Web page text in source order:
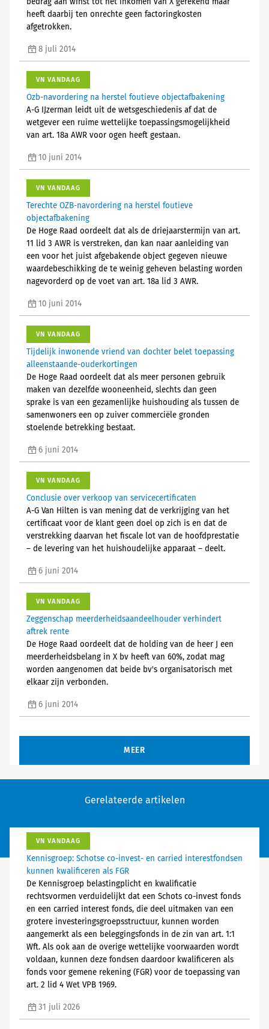
heeft daarbij ten onrechte geen factoringkosten
afgetrokken.
8 juli 2014
VN VANDAAG
Ozb-navordering na herstel foutieve objectafbakening
A-G IJzerman leidt uit de wetsgeschiedenis af dat de
wetgever een ruime wettelijke toepassingsmogelijkheid
van art. 18a AWR voor ogen heeft gestaan.
10 juni 2014
VN VANDAAG
Terechte OZB-navordering na herstel foutieve
objectafbakening
De Hoge Raad oordeelt dat als de driejaarstermijn van art.
11 lid 3 AWR is verstreken, dan kan naar aanleiding van
een voor het juist afgebakende object gegeven nieuwe
waardebeschikking de te weinig geheven belasting worden
nagevorderd op de voet van art. 18a lid 3 AWR.
10 juni 2014
VN VANDAAG
Tijdelijk inwonende vriend van dochter belet toepassing
alleenstaande-ouderkortingen
De Hoge Raad oordeelt dat als meer personen gebruik
maken van dezelfde wooneenheid, slechts dan geen
sprake is van een gezamenlijke huishouding als tussen de
samenwoners een op zuiver commerciële gronden
stoelende betrekking bestaat.
6 juni 2014
VN VANDAAG
Conclusie over verkoop van servicecertificaten
A-G Van Hilten is van mening dat de verkrijging van het
certificaat voor de klant geen doel op zich is en dat de
verstrekking daarvan het fiscale lot van de hoofdprestatie
– de levering van het huishoudelijke apparaat – deelt.
6 juni 2014
VN VANDAAG
Zeggenschap meerderheidsaandeelhouder verhindert
aftrek rente
De Hoge Raad oordeelt dat de holding van de heer J een
meerderheidsbelang in X bv heeft van 60%, zodat mag
worden aangenomen dat beide bv's organisatorisch met
elkaar zijn verbonden.
6 juni 2014
MEER
Gerelateerde artikelen
VN VANDAAG
Kennisgroep: Schotse co-invest- en carried interestfondsen
kunnen kwalificeren als FGR
De Kennisgroep belastingplicht en kwalificatie
rechtsvormen verduidelijkt dat een Schots co-invest fonds
en een carried interest fonds, die deel uitmaken van een
grotere investeringsgroepsstructuur, kunnen worden
aangemerkt als een beleggingsfonds in de zin van art. 1:1
Wft. Als ook aan de overige wettelijke voorwaarden wordt
voldaan, kunnen deze fondsen daardoor kwalificeren als
fonds voor gemene rekening (FGR) voor de toepassing van
art. 2 lid 4 Wet VPB 1969.
31 juli 2026